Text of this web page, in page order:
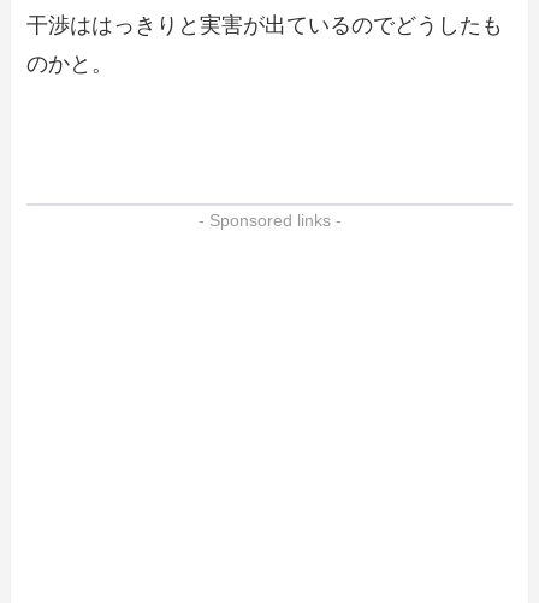
干渉ははっきりと実害が出ているのでどうしたも
のかと。
- Sponsored links -